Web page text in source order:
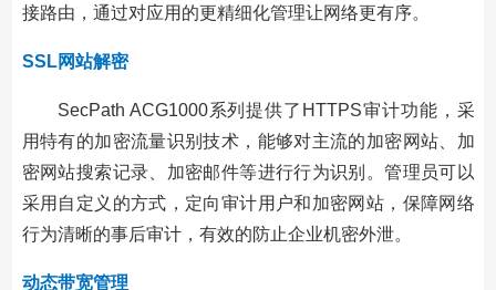
接路由，通过对应用的更精细化管理让网络更有序。
SSL网站解密
SecPath ACG1000系列提供了HTTPS审计功能，采
用特有的加密流量识别技术，能够对主流的加密网站、加
密网站搜索记录、加密邮件等进行行为识别。管理员可以
采用自定义的方式，定向审计用户和加密网站，保障网络
行为清晰的事后审计，有效的防止企业机密外泄。
动态带宽管理